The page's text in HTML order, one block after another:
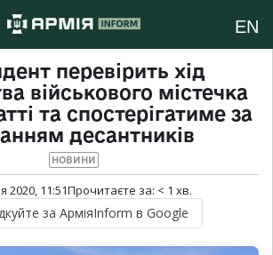
EN
перевірить хід
військового містечка
та спостерігатиме за
десантників
НОВИНИ
2020, 11:51Прочитаєте за: < 1 хв.
за АрміяInform в Google